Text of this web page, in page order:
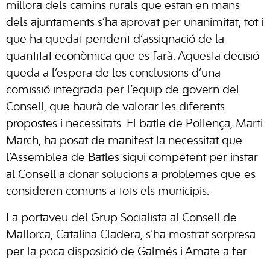
millora dels camins rurals que estan en mans
dels ajuntaments s’ha aprovat per unanimitat, tot i
que ha quedat pendent d’assignació de la
quantitat econòmica que es farà. Aquesta decisió
queda a l’espera de les conclusions d’una
comissió integrada per l’equip de govern del
Consell, que haurà de valorar les diferents
propostes i necessitats. El batle de Pollença, Marti
March, ha posat de manifest la necessitat que
l’Assemblea de Batles sigui competent per instar
al Consell a donar solucions a problemes que es
consideren comuns a tots els municipis.
La portaveu del Grup Socialista al Consell de
Mallorca, Catalina Cladera, s’ha mostrat sorpresa
per la poca disposició de Galmés i Amate a fer